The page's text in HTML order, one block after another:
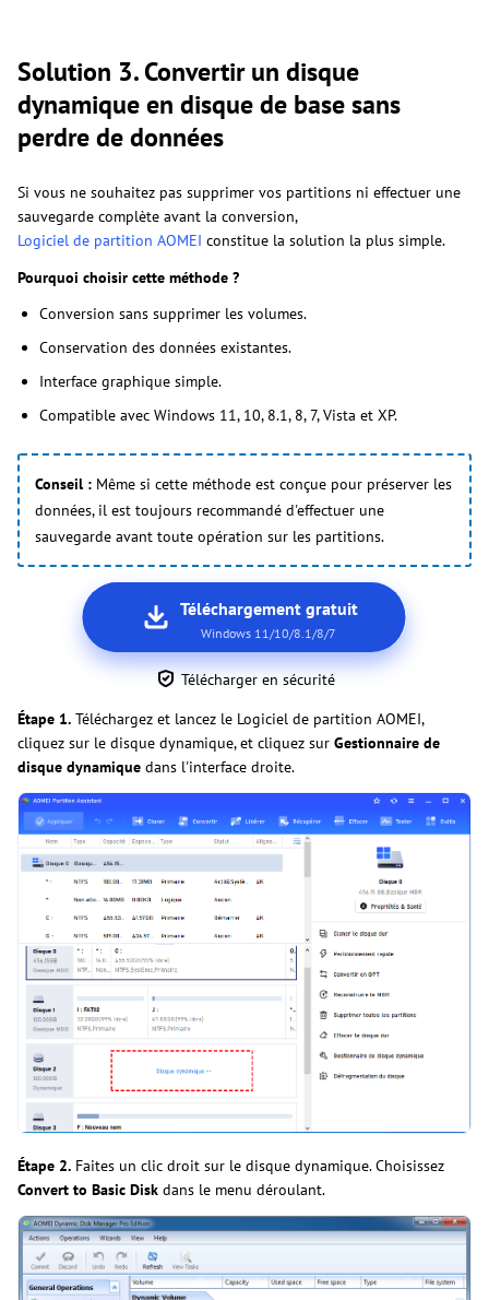
Solution 3. Convertir un disque
dynamique en disque de base sans
perdre de données
Si vous ne souhaitez pas supprimer vos partitions ni effectuer une
sauvegarde complète avant la conversion,
Logiciel de partition AOMEI constitue la solution la plus simple.
Pourquoi choisir cette méthode ?
Conversion sans supprimer les volumes.
Conservation des données existantes.
Interface graphique simple.
Compatible avec Windows 11, 10, 8.1, 8, 7, Vista et XP.
Conseil : Même si cette méthode est conçue pour préserver les
données, il est toujours recommandé d'effectuer une
sauvegarde avant toute opération sur les partitions.
Téléchargement gratuit
Windows 11/10/8.1/8/7
Télécharger en sécurité
Étape 1. Téléchargez et lancez le Logiciel de partition AOMEI,
cliquez sur le disque dynamique, et cliquez sur Gestionnaire de
disque dynamique dans l'interface droite.
Étape 2. Faites un clic droit sur le disque dynamique. Choisissez
Convert to Basic Disk dans le menu déroulant.